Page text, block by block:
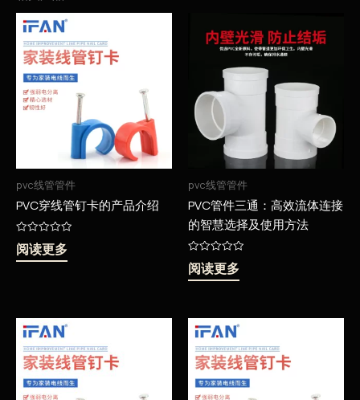
pvc线管管件
PVC穿线管钉卡的产品介绍
评
分
0
阅读更多
pvc线管管件
PVC管件三通：高效流体连接
的智慧选择及使用方法
评
分
0
阅读更多